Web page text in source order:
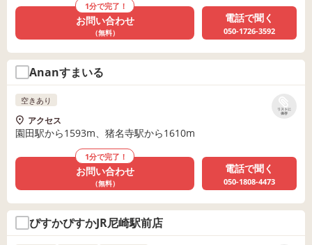
1分で完了！
お問い合わせ
（無料）
電話で聞く
050-1726-3592
Ananすまいる
リストに
保存
空きあり
アクセス
園田駅から1593m、猪名寺駅から1610m
1分で完了！
お問い合わせ
（無料）
電話で聞く
050-1808-4473
ぴすかぴすかJR尼崎駅前店